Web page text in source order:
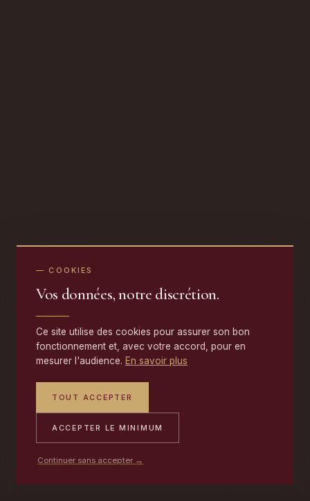
— COOKIES
Vos données, notre discrétion.
Ce site utilise des cookies pour assurer son bon
fonctionnement et, avec votre accord, pour en
mesurer l'audience. En savoir plus
TOUT ACCEPTER
ACCEPTER LE MINIMUM
Continuer sans accepter →